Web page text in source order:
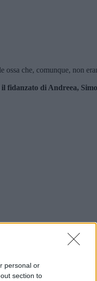
personal or
section to
che, comunque, non
fidanzato di Andreea,
del Dna, svolto ieri